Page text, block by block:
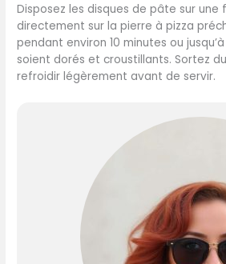
Disposez les disques de pâte sur une
directement sur la pierre à pizza
pendant environ 10 minutes ou
soient dorés et croustillants. Sortez
refroidir légèrement avant de servir.